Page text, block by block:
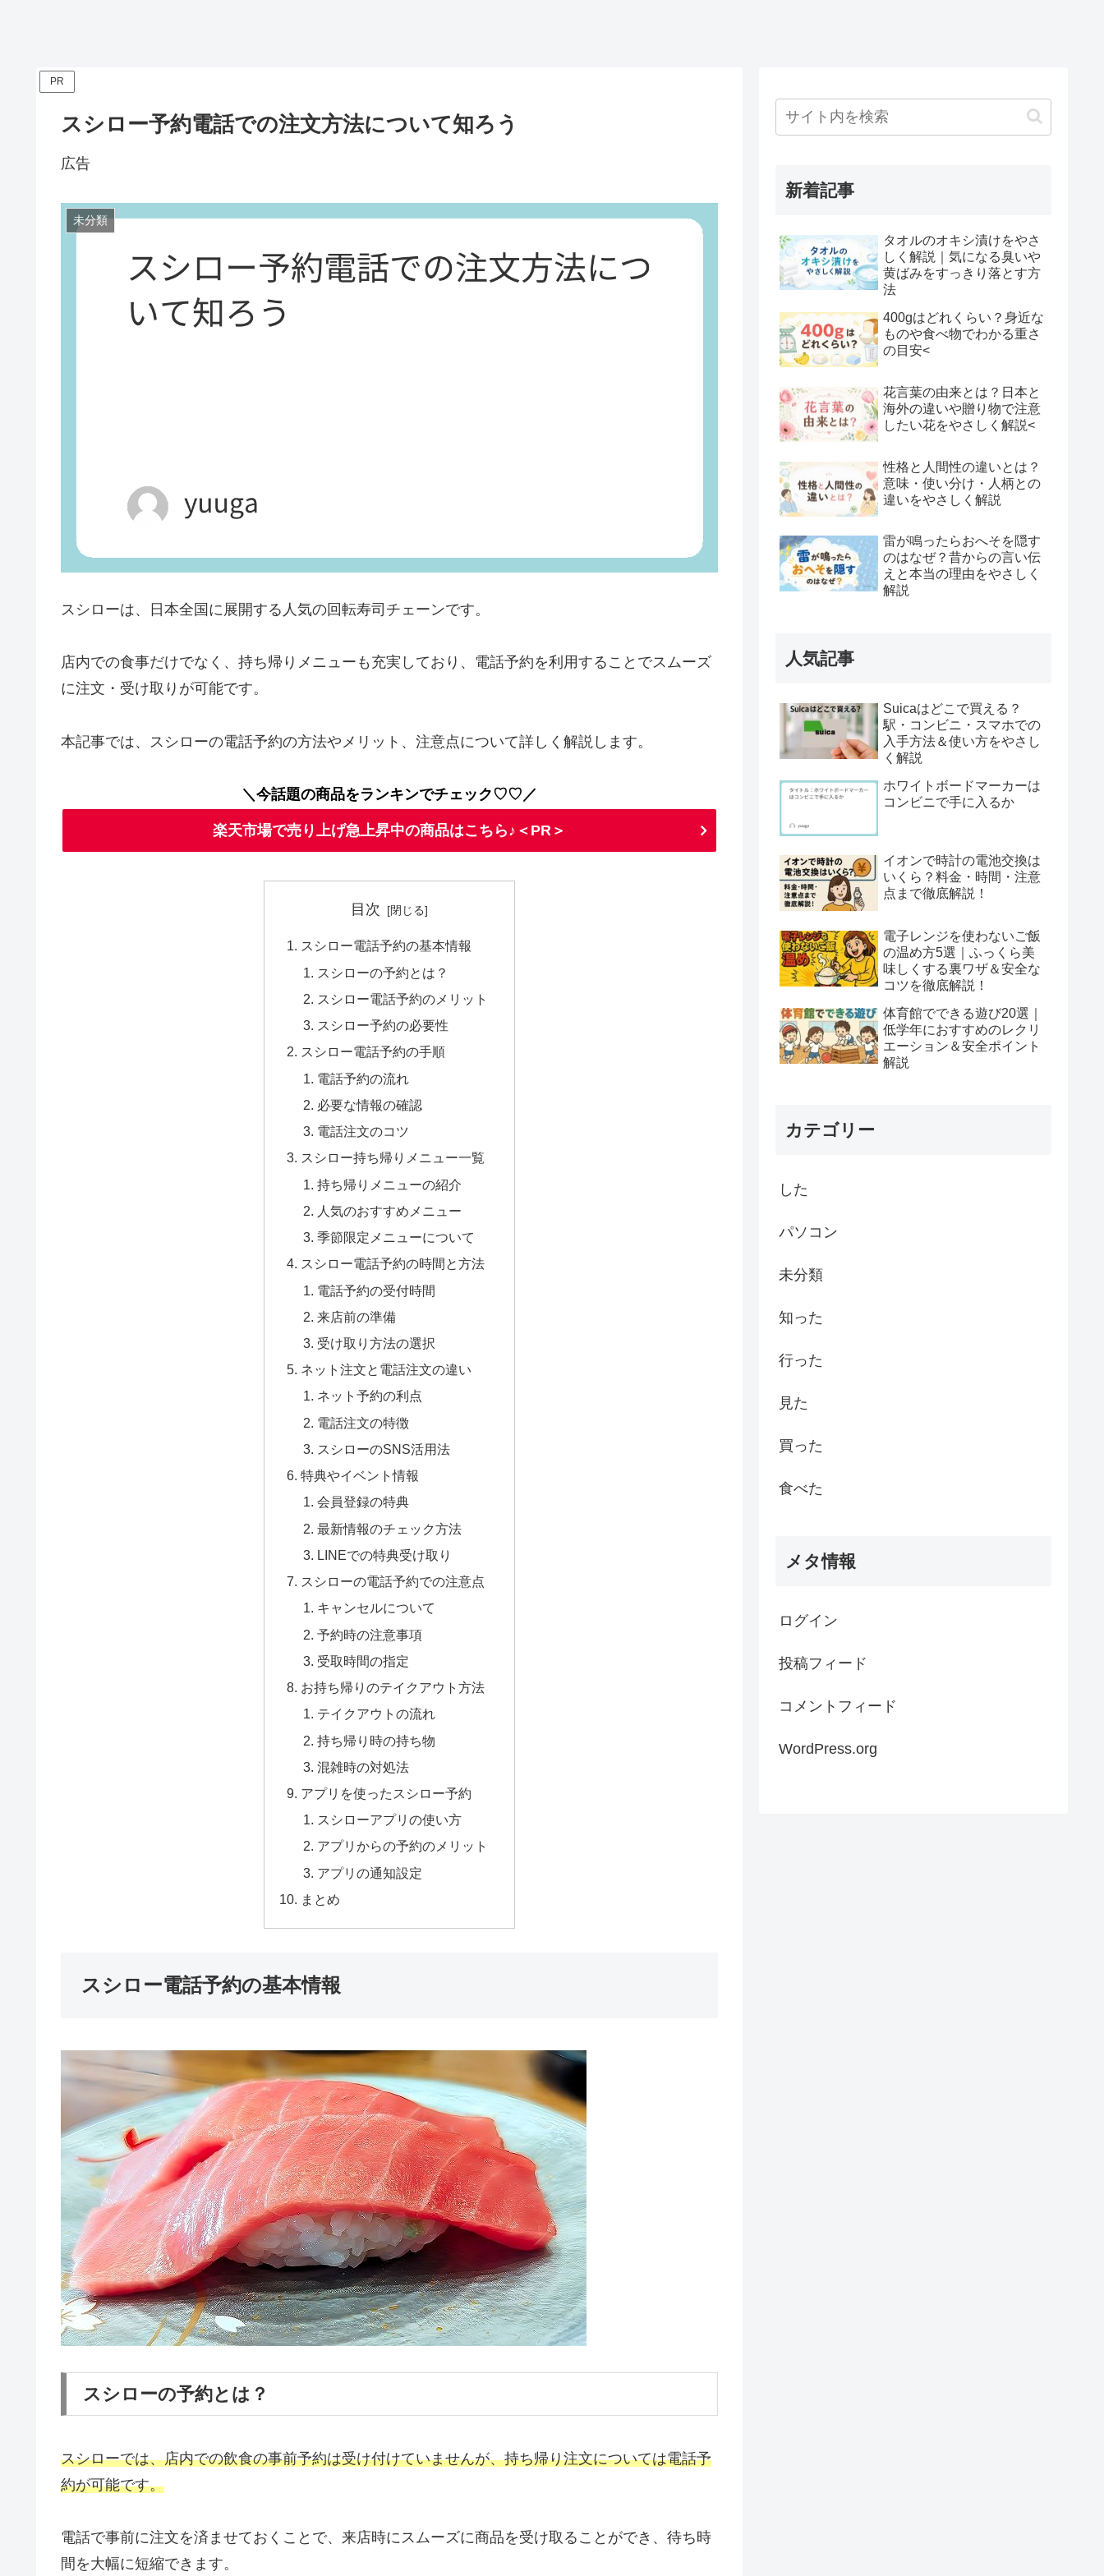
PR
スシロー予約電話での注文方法について知ろう
広告
未分類
スシローは、日本全国に展開する人気の回転寿司チェーンです。
店内での食事だけでなく、持ち帰りメニューも充実しており、電話予約を利用することでスムーズ
に注文・受け取りが可能です。
本記事では、スシローの電話予約の方法やメリット、注意点について詳しく解説します。
＼今話題の商品をランキンでチェック♡♡／
楽天市場で売り上げ急上昇中の商品はこちら♪＜PR＞
目次
スシロー電話予約の基本情報
スシローの予約とは？
スシロー電話予約のメリット
スシロー予約の必要性
スシロー電話予約の手順
電話予約の流れ
必要な情報の確認
電話注文のコツ
スシロー持ち帰りメニュー一覧
持ち帰りメニューの紹介
人気のおすすめメニュー
季節限定メニューについて
スシロー電話予約の時間と方法
電話予約の受付時間
来店前の準備
受け取り方法の選択
ネット注文と電話注文の違い
ネット予約の利点
電話注文の特徴
スシローのSNS活用法
特典やイベント情報
会員登録の特典
最新情報のチェック方法
LINEでの特典受け取り
スシローの電話予約での注意点
キャンセルについて
予約時の注意事項
受取時間の指定
お持ち帰りのテイクアウト方法
テイクアウトの流れ
持ち帰り時の持ち物
混雑時の対処法
アプリを使ったスシロー予約
スシローアプリの使い方
アプリからの予約のメリット
アプリの通知設定
まとめ
スシロー電話予約の基本情報
スシローの予約とは？
スシローでは、店内での飲食の事前予約は受け付けていませんが、持ち帰り注文については電話予
約が可能です。
電話で事前に注文を済ませておくことで、来店時にスムーズに商品を受け取ることができ、待ち時
間を大幅に短縮できます。
新着記事
タオルのオキシ漬けをやさ
しく解説｜気になる臭いや
黄ばみをすっきり落とす方
法
400gはどれくらい？身近な
ものや食べ物でわかる重さ
の目安<
花言葉の由来とは？日本と
海外の違いや贈り物で注意
したい花をやさしく解説<
性格と人間性の違いとは？
意味・使い分け・人柄との
違いをやさしく解説
雷が鳴ったらおへそを隠す
のはなぜ？昔からの言い伝
えと本当の理由をやさしく
解説
人気記事
Suicaはどこで買える？
駅・コンビニ・スマホでの
入手方法＆使い方をやさし
く解説
ホワイトボードマーカーは
コンビニで手に入るか
イオンで時計の電池交換は
いくら？料金・時間・注意
点まで徹底解説！
電子レンジを使わないご飯
の温め方5選｜ふっくら美
味しくする裏ワザ＆安全な
コツを徹底解説！
体育館でできる遊び20選｜
低学年におすすめのレクリ
エーション＆安全ポイント
解説
カテゴリー
した
パソコン
未分類
知った
行った
見た
買った
食べた
メタ情報
ログイン
投稿フィード
コメントフィード
WordPress.org